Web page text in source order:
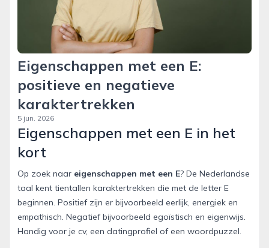
Eigenschappen met een E:
positieve en negatieve
karaktertrekken
5 jun. 2026
Eigenschappen met een E in het
kort
Op zoek naar eigenschappen met een E? De Nederlandse
taal kent tientallen karaktertrekken die met de letter E
beginnen. Positief zijn er bijvoorbeeld eerlijk, energiek en
empathisch. Negatief bijvoorbeeld egoïstisch en eigenwijs.
Handig voor je cv, een datingprofiel of een woordpuzzel.